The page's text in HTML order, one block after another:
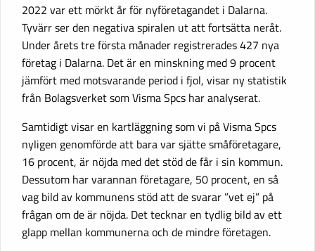
2022 var ett mörkt år för nyföretagandet i Dalarna.
Tyvärr ser den negativa spiralen ut att fortsätta neråt.
Under årets tre första månader registrerades 427 nya
företag i Dalarna. Det är en minskning med 9 procent
jämfört med motsvarande period i fjol, visar ny statistik
från Bolagsverket som Visma Spcs har analyserat.
Samtidigt visar en kartläggning som vi på Visma Spcs
nyligen genomförde att bara var sjätte småföretagare,
16 procent, är nöjda med det stöd de får i sin kommun.
Dessutom har varannan företagare, 50 procent, en så
vag bild av kommunens stöd att de svarar ”vet ej” på
frågan om de är nöjda. Det tecknar en tydlig bild av ett
glapp mellan kommunerna och de mindre företagen.